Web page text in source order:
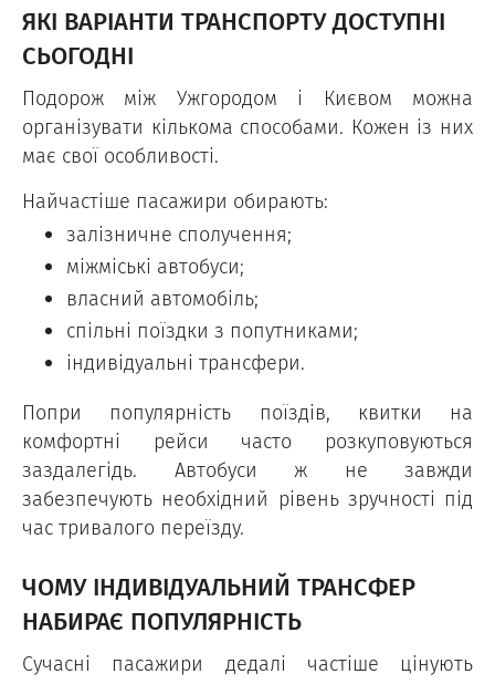
ЯКІ ВАРІАНТИ ТРАНСПОРТУ ДОСТУПНІ
СЬОГОДНІ
Подорож між Ужгородом і Києвом можна
організувати кількома способами. Кожен із них
має свої особливості.
Найчастіше пасажири обирають:
залізничне сполучення;
міжміські автобуси;
власний автомобіль;
спільні поїздки з попутниками;
індивідуальні трансфери.
Попри популярність поїздів, квитки на
комфортні рейси часто розкуповуються
заздалегідь. Автобуси ж не завжди
забезпечують необхідний рівень зручності під
час тривалого переїзду.
ЧОМУ ІНДИВІДУАЛЬНИЙ ТРАНСФЕР
НАБИРАЄ ПОПУЛЯРНІСТЬ
Сучасні пасажири дедалі частіше цінують